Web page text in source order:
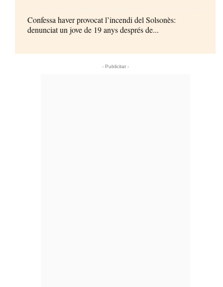
Confessa haver provocat l’incendi del Solsonès:
denunciat un jove de 19 anys després de...
- Publicitat -